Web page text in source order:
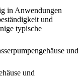
in Anwendungen
und
typische
und
und